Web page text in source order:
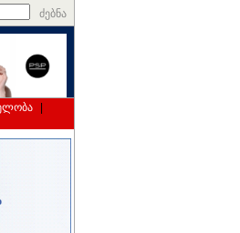
ძებნა